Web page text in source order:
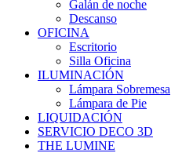
Galán de noche
Descanso
OFICINA
Escritorio
Silla Oficina
ILUMINACIÓN
Lámpara Sobremesa
Lámpara de Pie
LIQUIDACIÓN
SERVICIO DECO 3D
THE LUMINE